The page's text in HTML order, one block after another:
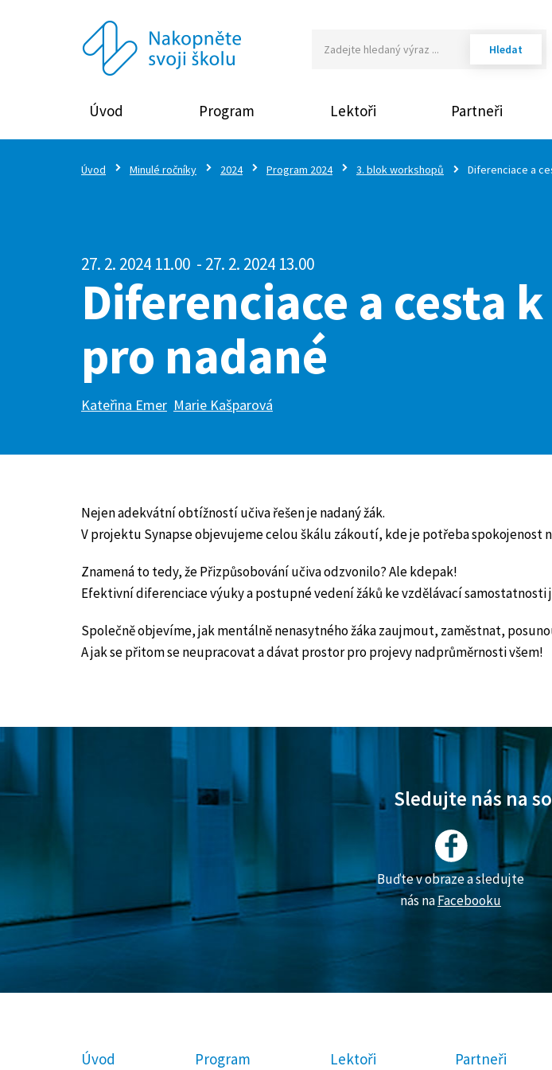
Úvod Program Lektoři Partneři
Úvod Minulé ročníky 2024 Program 2024 3. blok workshopů Diferenciace a
27. 2. 2024 11.00 - 27. 2. 2024 13.00
Diferenciace a cesta
pro nadané
Kateřina Emer Marie Kašparová
Nejen adekvátní obtížností učiva řešen je nadaný žák.
V projektu Synapse objevujeme celou škálu zákoutí, kde je potřeba spokojenost
Znamená to tedy, že Přizpůsobování učiva odzvonilo? Ale kdepak!
Efektivní diferenciace výuky a postupné vedení žáků ke vzdělávací
Společně objevíme, jak mentálně nenasytného žáka zaujmout, zaměstnat,
A jak se přitom se neupracovat a dávat prostor pro projevy nadprůměrnosti všem!
Sledujte nás na
Buďte v obraze a sledujte
nás naFacebooku
Úvod Program Lektoři Partneři